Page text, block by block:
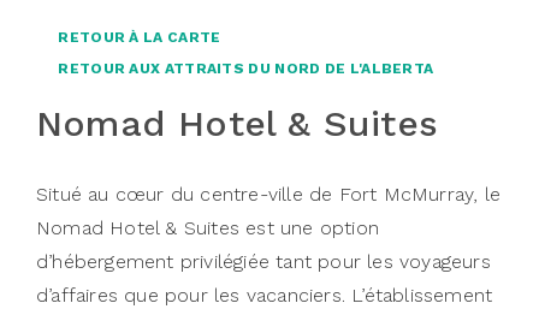
RETOUR À LA CARTE
RETOUR AUX ATTRAITS DU NORD DE L'ALBERTA
Nomad Hotel & Suites
Situé au cœur du centre-ville de Fort McMurray, le
Nomad Hotel & Suites est une option
d’hébergement privilégiée tant pour les voyageurs
d’affaires que pour les vacanciers. L’établissement